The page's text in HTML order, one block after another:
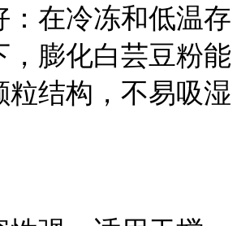
：在冷冻和低温存
，膨化白芸豆粉能
粒结构，不易吸湿